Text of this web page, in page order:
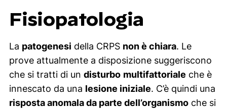
Fisiopatologia
La patogenesi della CRPS non è chiara. Le
prove attualmente a disposizione suggeriscono
che si tratti di un disturbo multifattoriale che è
innescato da una lesione iniziale. C’è quindi una
risposta anomala da parte dell’organismoche si